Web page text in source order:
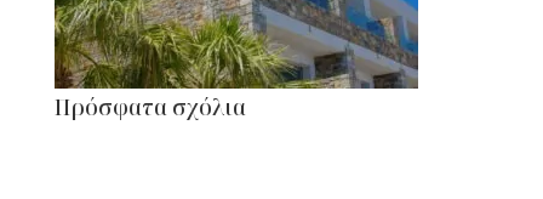
Πρόσφατα σχόλια